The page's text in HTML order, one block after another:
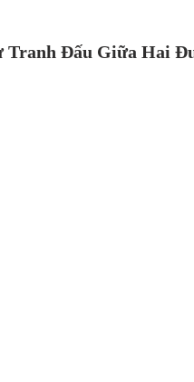
Tranh Đấu Giữa Hai